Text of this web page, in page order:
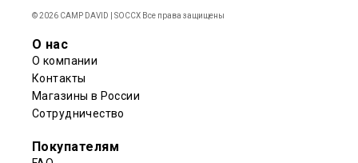
© 2026 CAMP DAVID | SOCCX Все права защищены
О нас
О компании
Контакты
Магазины в России
Сотрудничество
Покупателям